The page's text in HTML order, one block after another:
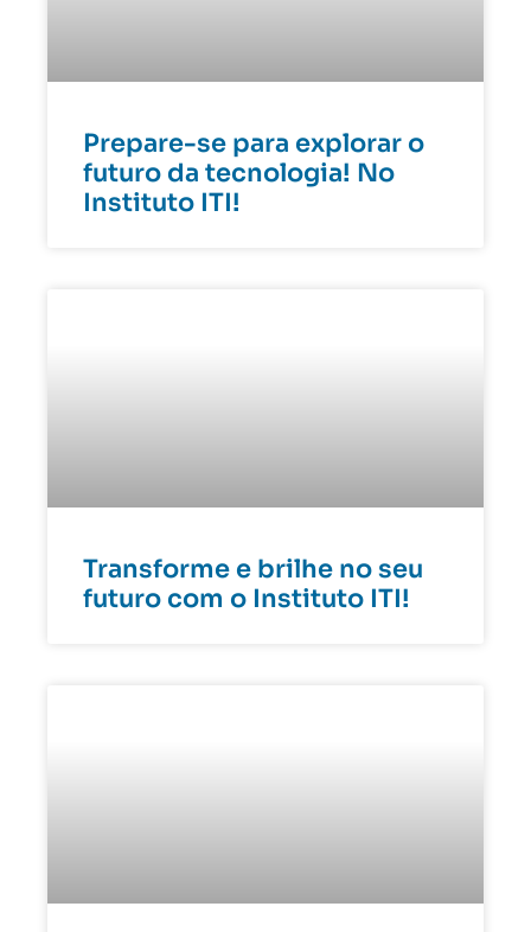
Prepare-se para explorar o
futuro da tecnologia! No
Instituto ITI!
Transforme e brilhe no seu
futuro com o Instituto ITI!